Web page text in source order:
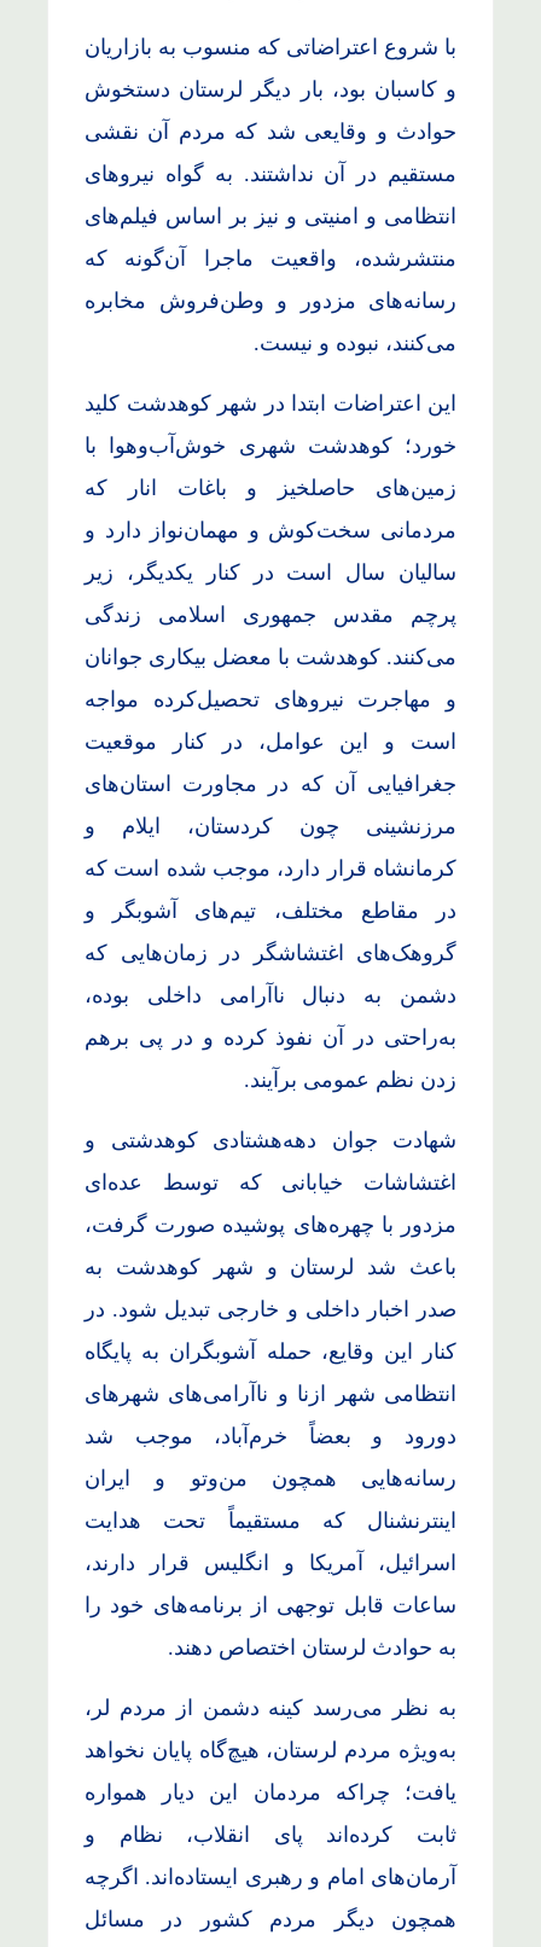
با شروع اعتراضاتی که منسوب به بازاریان
و کاسبان بود، بار دیگر لرستان دستخوش
حوادث و وقایعی شد که مردم آن نقشی
مستقیم در آن نداشتند. به گواه نیروهای
انتظامی و امنیتی و نیز بر اساس فیلم‌های
منتشرشده، واقعیت ماجرا آن‌گونه که
رسانه‌های مزدور و وطن‌فروش مخابره
می‌کنند، نبوده و نیست.
این اعتراضات ابتدا در شهر کوهدشت کلید
خورد؛ کوهدشت شهری خوش‌آب‌وهوا با
زمین‌های حاصلخیز و باغات انار که
مردمانی سخت‌کوش و مهمان‌نواز دارد و
سالیان سال است در کنار یکدیگر، زیر
پرچم مقدس جمهوری اسلامی زندگی
می‌کنند. کوهدشت با معضل بیکاری جوانان
و مهاجرت نیروهای تحصیل‌کرده مواجه
است و این عوامل، در کنار موقعیت
جغرافیایی آن که در مجاورت استان‌های
مرزنشینی چون کردستان، ایلام و
کرمانشاه قرار دارد، موجب شده است که
در مقاطع مختلف، تیم‌های آشوبگر و
گروهک‌های اغتشاشگر در زمان‌هایی که
دشمن به دنبال ناآرامی داخلی بوده،
به‌راحتی در آن نفوذ کرده و در پی برهم
زدن نظم عمومی برآیند.
شهادت جوان دهه‌هشتادی کوهدشتی و
اغتشاشات خیابانی که توسط عده‌ای
مزدور با چهره‌های پوشیده صورت گرفت،
باعث شد لرستان و شهر کوهدشت به
صدر اخبار داخلی و خارجی تبدیل شود. در
کنار این وقایع، حمله آشوبگران به پایگاه
انتظامی شهر ازنا و ناآرامی‌های شهرهای
دورود و بعضاً خرم‌آباد، موجب شد
رسانه‌هایی همچون من‌وتو و ایران
اینترنشنال که مستقیماً تحت هدایت
اسرائیل، آمریکا و انگلیس قرار دارند،
ساعات قابل توجهی از برنامه‌های خود را
به حوادث لرستان اختصاص دهند.
به نظر می‌رسد کینه دشمن از مردم لر،
به‌ویژه مردم لرستان، هیچ‌گاه پایان نخواهد
یافت؛ چراکه مردمان این دیار همواره
ثابت کرده‌اند پای انقلاب، نظام و
آرمان‌های امام و رهبری ایستاده‌اند. اگرچه
همچون دیگر مردم کشور در مسائل